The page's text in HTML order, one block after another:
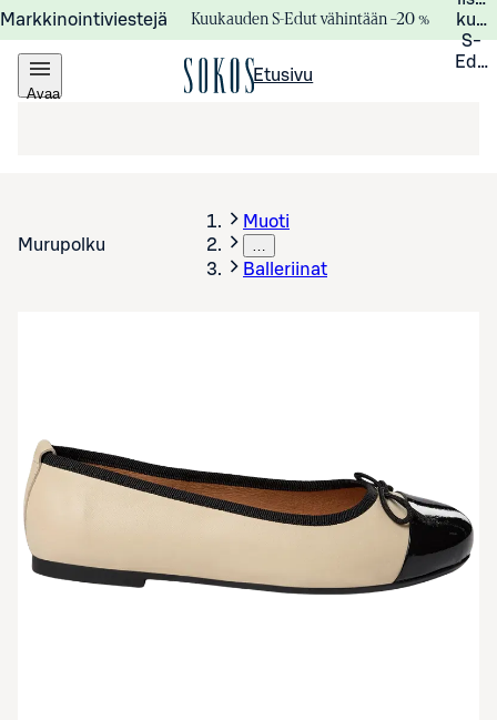
Markkinointiviestejä Kuukauden S-Edut vähintään –20 %
S-
Avaa
Etusivu
Murupolku
Muoti
…
Balleriinat
Avaa tuotekuva suurennettuna